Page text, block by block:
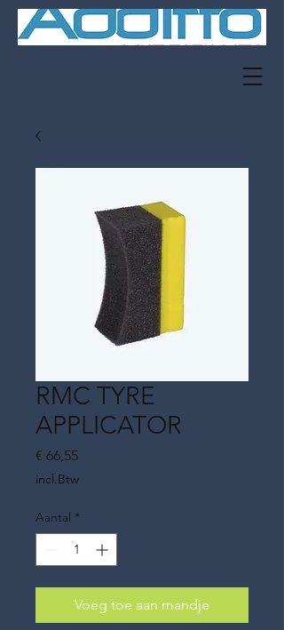
RMC TYRE
APPLICATOR
€ 66,55Prijs
incl.Btw
Aantal *
Voeg toe aan mandje